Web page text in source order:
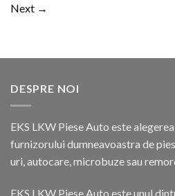
Next →
DESPRE NOI
EKS LKW Piese Auto este
furnizorului dumneavoastra de
uri, autocare, microbuze sau
EKS LKW Piese Auto este unul